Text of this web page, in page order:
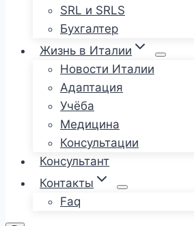
SRL и SRLS
Бухгалтер
Жизнь в Италии
Новости Италии
Адаптация
Учёба
Медицина
Консультации
Консультант
Контакты
Faq